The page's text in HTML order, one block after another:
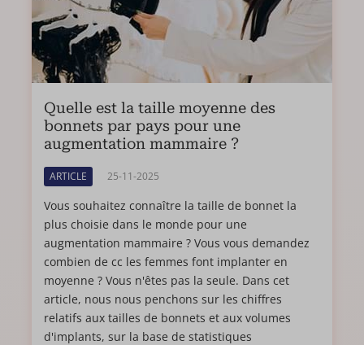
Quelle est la taille moyenne des
bonnets par pays pour une
augmentation mammaire ?
ARTICLE 25-11-2025
Vous souhaitez connaître la taille de bonnet la
plus choisie dans le monde pour une
augmentation mammaire ? Vous vous demandez
combien de cc les femmes font implanter en
moyenne ? Vous n'êtes pas la seule. Dans cet
article, nous nous penchons sur les chiffres
relatifs aux tailles de bonnets et aux volumes
d'implants, sur la base de statistiques